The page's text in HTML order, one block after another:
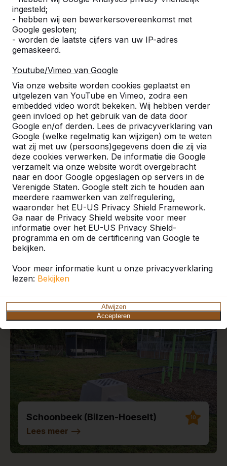
ingesteld;
- hebben wij een bewerkersovereenkomst met
Google gesloten;
- worden de laatste cijfers van uw IP-adres
gemaskeerd.
Youtube/Vimeo van Google
Via onze website worden cookies geplaatst en
uitgelezen van YouTube en Vimeo, zodra een
embedded video wordt bekeken. Wij hebben verder
geen invloed op het gebruik van de data door
Google en/of derden. Lees de privacyverklaring van
Google (welke regelmatig kan wijzigen) om te weten
wat zij met uw (persoons)gegevens doen die zij via
deze cookies verwerken. De informatie die Google
verzamelt via onze website wordt overgebracht
naar en door Google opgeslagen op servers in de
Verenigde Staten. Google stelt zich te houden aan
meerdere raamwerken van zelfregulering,
waaronder het EU-US Privacy Shield Framework.
Ga naar de Privacy Shield website voor meer
informatie over het EU-US Privacy Shield-
programma en om de certificering van Google te
bekijken.
Voor meer informatie kunt u onze privacyverklaring
lezen: Bekijken
Afwijzen
Accepteren
Pingpongtafels -->
Een speltafel voor oneindig
buitenspeelplezier:
weerbestendig, oerdegelijk en
daarom dus een duurzame
keuze.
Voetvolleybal is een
van tafeltennis en
op een schoolplein,
openbare ruimte.
Recente plaatsingen en
Schoonbeek (Bilzen-Hoeselt) 10
Lees meer -->